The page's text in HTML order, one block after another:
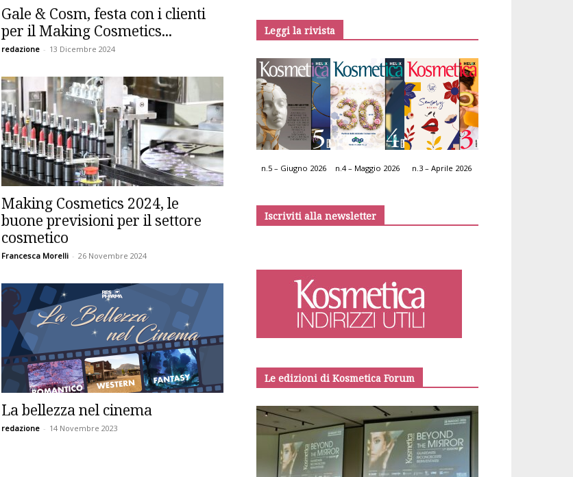
Gale & Cosm, festa con i clienti
per il Making Cosmetics...
redazione - 13 Dicembre 2024
Making Cosmetics 2024, le
buone previsioni per il settore
cosmetico
Francesca Morelli - 26 Novembre 2024
La bellezza nel cinema
redazione - 14 Novembre 2023
Leggi la rivista
n.5 – Giugno 2026 n.4 – Maggio 2026 n.3 – Aprile 2026
Iscriviti alla newsletter
Le edizioni di Kosmetica Forum